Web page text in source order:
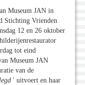
Museum JAN in
Stichting Vrienden
12 en 26 oktober
tot eind
Museum JAN
van de
' uitvoert en haar